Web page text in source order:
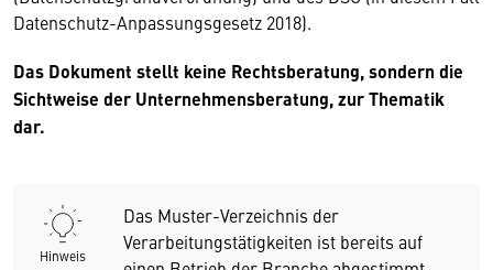
Datenschutz-Anpassungsgesetz 2018).
Das Dokument stellt keine Rechtsberatung, sondern die
Sichtweise der Unternehmensberatung, zur Thematik
dar.
Hinweis
Das Muster-Verzeichnis der
Verarbeitungstätigkeiten ist bereits auf